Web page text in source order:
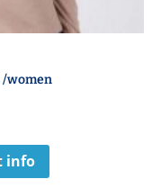
/women
info